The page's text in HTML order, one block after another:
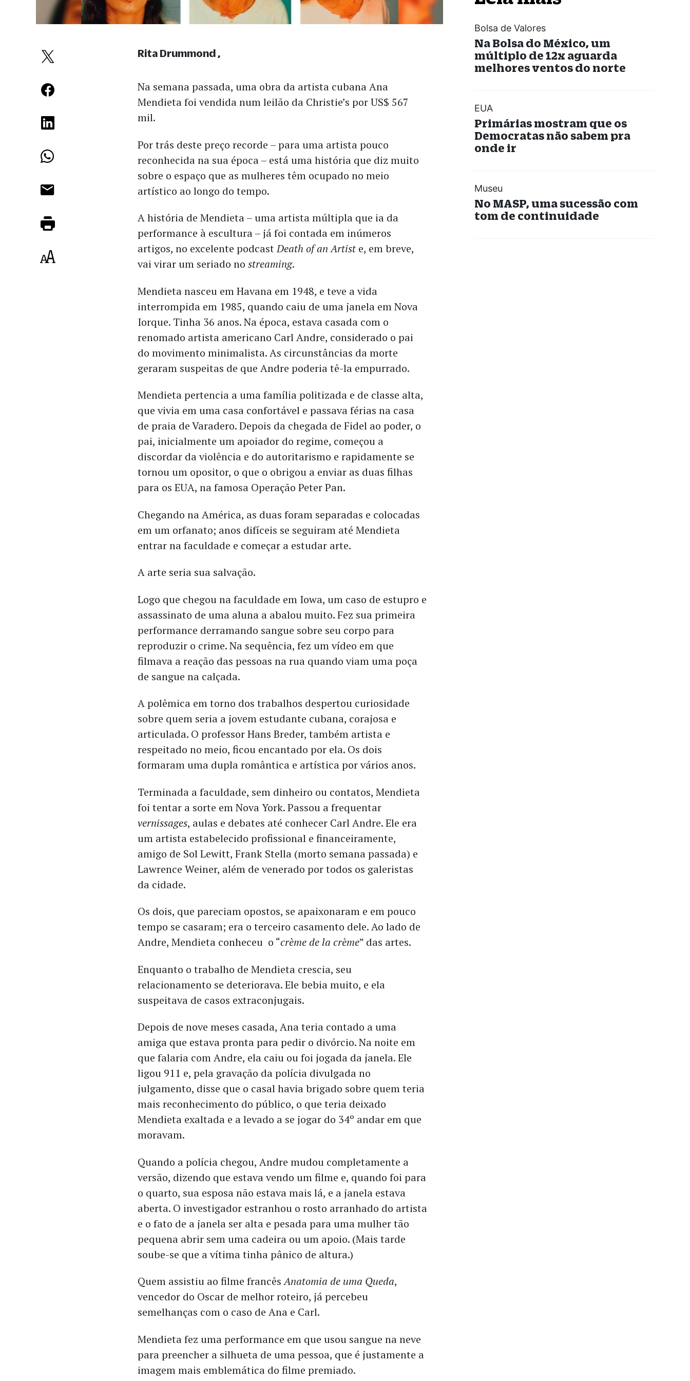
Na semana passada, uma obra da artista cubana Ana
Mendieta foi vendida num leilão da Christie’s por US$ 567
mil.
Por trás deste preço recorde – para uma artista pouco
reconhecida na sua época – está uma história que diz muito
sobre o espaço que as mulheres têm ocupado no meio
artístico ao longo do tempo.
A história de Mendieta – uma artista múltipla que ia da
performance à escultura – já foi contada em inúmeros
artigos, no excelente podcastDeath of an Artist e, em breve,
vai virar um seriado nostreaming.
Mendieta nasceu em Havana em 1948, e teve a vida
interrompida em 1985, quando caiu de uma janela em Nova
Iorque. Tinha 36 anos. Na época, estava casada com o
renomado artista americano Carl Andre, considerado o pai
do movimento minimalista. As circunstâncias da morte
geraram suspeitas de que Andre poderia tê-la empurrado.
Mendieta pertencia a uma família politizada e de classe alta,
que vivia em uma casa confortável e passava férias na casa
de praia de Varadero. Depois da chegada de Fidel ao poder, o
pai, inicialmente um apoiador do regime, começou a
discordar da violência e do autoritarismo e rapidamente se
tornou um opositor, o que o obrigou a enviar as duas filhas
para os EUA, na famosa Operação Peter Pan.
Chegando na América, as duas foram separadas e colocadas
em um orfanato; anos difíceis se seguiram até Mendieta
entrar na faculdade e começar a estudar arte.
A arte seria sua salvação.
Logo que chegou na faculdade em Iowa, um caso de estupro e
assassinato de uma aluna a abalou muito. Fez sua primeira
performance derramando sangue sobre seu corpo para
reproduzir o crime. Na sequência, fez um vídeo em que
filmava a reação das pessoas na rua quando viam uma poça
de sangue na calçada.
A polêmica em torno dos trabalhos despertou curiosidade
sobre quem seria a jovem estudante cubana, corajosa e
articulada. O professor Hans Breder, também artista e
respeitado no meio, ficou encantado por ela. Os dois
formaram uma dupla romântica e artística por vários anos.
Terminada a faculdade, sem dinheiro ou contatos, Mendieta
foi tentar a sorte em Nova York. Passou a frequentar
vernissages, aulas e debates até conhecer Carl Andre. Ele era
um artista estabelecido profissional e financeiramente,
amigo de Sol Lewitt, Frank Stella (morto semana passada) e
Lawrence Weiner, além de venerado por todos os galeristas
da cidade.
Os dois, que pareciam opostos, se apaixonaram e em pouco
tempo se casaram; era o terceiro casamento dele. Ao lado de
Andre, Mendieta conheceu o “crème de la crème” das artes.
Enquanto o trabalho de Mendieta crescia, seu
relacionamento se deteriorava. Ele bebia muito, e ela
suspeitava de casos extraconjugais.
Depois de nove meses casada, Ana teria contado a uma
amiga que estava pronta para pedir o divórcio. Na noite em
que falaria com Andre, ela caiu ou foi jogada da janela. Ele
ligou 911 e, pela gravação da polícia divulgada no
julgamento, disse que o casal havia brigado sobre quem teria
mais reconhecimento do público, o que teria deixado
Mendieta exaltada e a levado a se jogar do 34º andar em que
moravam.
Quando a polícia chegou, Andre mudou completamente a
versão, dizendo que estava vendo um filme e, quando foi para
o quarto, sua esposa não estava mais lá, e a janela estava
aberta. O investigador estranhou o rosto arranhado do artista
e o fato de a janela ser alta e pesada para uma mulher tão
pequena abrir sem uma cadeira ou um apoio. (Mais tarde
soube-se que a vítima tinha pânico de altura.)
Quem assistiu ao filme francêsAnatomia de uma Queda,
vencedor do Oscar de melhor roteiro, já percebeu
semelhanças com o caso de Ana e Carl.
Mendieta fez uma performance em que usou sangue na neve
para preencher a silhueta de uma pessoa, que é justamente a
imagem mais emblemática do filme premiado.
Rita Drummond
Bolsa de Valores
Na Bolsa do México, um
múltiplo de 12x aguarda
melhores ventos do norte
EUA
Primárias mostram que os
Democratas não sabem pra
onde ir
Museu
No MASP, uma sucessão com
tom de continuidade